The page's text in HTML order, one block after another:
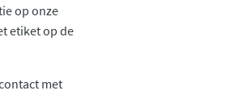
op onze
etiket op de
met